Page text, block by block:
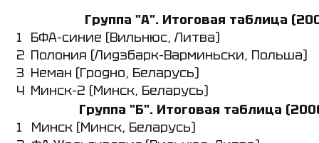
Группа "А". Итоговая таблица
1
БФА-синие (Вильнюс, Литва)
2 Полония (Лидзбарк-Варминьски, Польша)
3 Неман (Гродно, Беларусь)
4 Минск-2 (Минск, Беларусь)
Группа "Б". Итоговая таблица
1
Минск (Минск, Беларусь)